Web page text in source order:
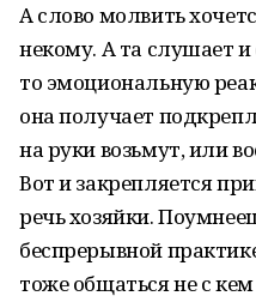
А слово молвить
некому. А та слушает
то эмоциональную
она получает
на руки возьмут, или
Вот и закрепляется
речь хозяйки.
беспрерывной
тоже общаться не с